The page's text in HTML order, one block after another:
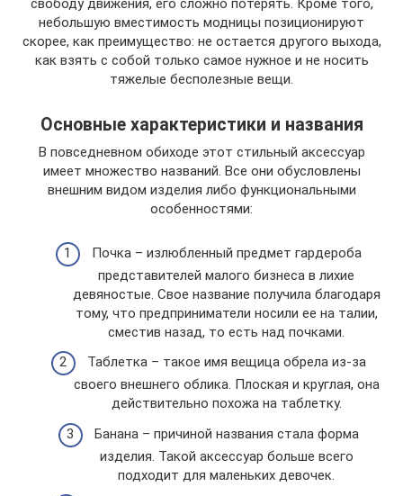
свободу движения, его сложно потерять. Кроме того,
небольшую вместимость модницы позиционируют
скорее, как преимущество: не остается другого выхода,
как взять с собой только самое нужное и не носить
тяжелые бесполезные вещи.
Основные характеристики и названия
В повседневном обиходе этот стильный аксессуар
имеет множество названий. Все они обусловлены
внешним видом изделия либо функциональными
особенностями:
Почка – излюбленный предмет гардероба
представителей малого бизнеса в лихие
девяностые. Свое название получила благодаря
тому, что предприниматели носили ее на талии,
сместив назад, то есть над почками.
Таблетка – такое имя вещица обрела из-за
своего внешнего облика. Плоская и круглая, она
действительно похожа на таблетку.
Банана – причиной названия стала форма
изделия. Такой аксессуар больше всего
подходит для маленьких девочек.